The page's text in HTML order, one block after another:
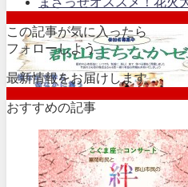
この記事が気に入ったら
フォローしよう
最新情報をお届けします
おすすめの記事